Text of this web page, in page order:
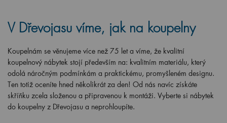
V Dřevojasu víme, jak na koupelny
Koupelnám se věnujeme více než 75 let a víme, že kvalitní
koupelnový nábytek stojí především na: kvalitním materiálu, který
odolá náročným podmínkám a praktickému, promyšleném designu.
Ten totiž oceníte hned několikrát za den! Od nás navíc získáte
skříňku zcela složenou a připravenou k montáži. Vyberte si nábytek
do koupelny z Dřevojasu a neprohloupíte.